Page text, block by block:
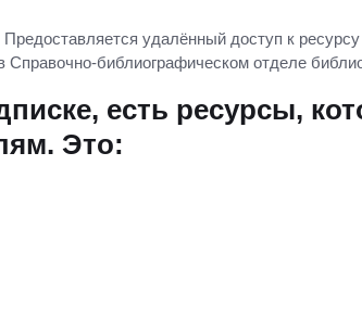
Предоставляется удалённый доступ к
Справочно-библиографическом отделе
есть ресурсы,
Это: